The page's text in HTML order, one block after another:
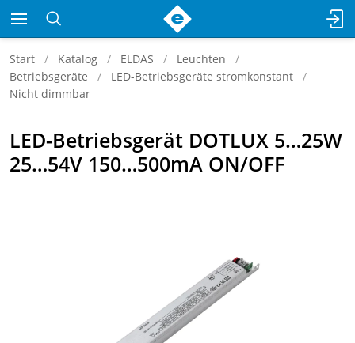
Start Katalog ELDAS
Leuchten
Betriebsgeräte
LED-Betriebsgeräte stromkonstant
Nicht dimmbar
LED-Betriebsgerät DOTLUX 5…25W
25…54V 150…500mA ON/OFF